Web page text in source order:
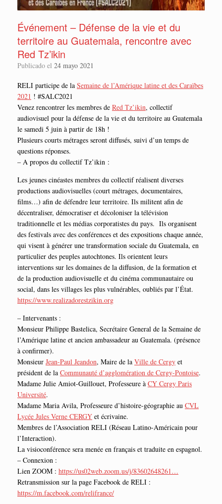
Événement – Défense de la vie et du
territoire au Guatemala, rencontre avec
Red Tz’ikin
Publicado el 24 mayo 2021
RELI participe de la Semaine de l’Amérique latine et des Caraïbes
2021 ! #SALC2021
Venez rencontrer les membres de Red Tz’ikin, collectif
audiovisuel pour la défense de la vie et du territoire au Guatemala
le samedi 5 juin à partir de 18h !
Plusieurs courts métrages seront diffusés, suivi d’un temps de
questions réponses.
– A propos du collectif Tz’ikin :
Les jeunes cinéastes membres du collectif réalisent diverses
productions audiovisuelles (court métrages, documentaires,
films…) afin de défendre leur territoire. Ils militent afin de
décentraliser, démocratiser et décoloniser la télévision
traditionnelle et les médias corporatistes du pays. Ils organisent
des festivals avec des conférences et des expositions chaque année,
qui visent à générer une transformation sociale du Guatemala, en
particulier des peuples autochtones. Ils orientent leurs
interventions sur les domaines de la diffusion, de la formation et
de la production audiovisuelle et du cinéma communautaire ou
social, dans les villages les plus vulnérables, oubliés par l’État.
https://www.realizadorestzikin.org
– Intervenants :
Monsieur Philippe Bastelica, Secrétaire General de la Semaine de
l’Amérique latine et ancien ambassadeur au Guatemala. (présence
à confirmer).
Monsieur Jean-Paul Jeandon, Maire de la Ville de Cergy et
président de la Communauté d’agglomération de Cergy-Pontoise.
Madame Julie Amiot-Guillouet, Professeure à CY Cergy Paris
Université.
Madame Maria Avila, Professeure d’histoire-géographie au CVL
Lycée Jules Verne CERGY et écrivaine.
Membres de l’Association RELI (Réseau Latino-Américain pour
l’Interaction).
La visioconférence sera menée en français et traduite en espagnol.
– Connexion :
Lien ZOOM : https://us02web.zoom.us/j/83602648261…
Retransmission sur la page Facebook de RELI :
https://m.facebook.com/relifrance/